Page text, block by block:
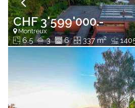
CHF 3'599'000.-
Montreux
6.5 3 6 337 m2